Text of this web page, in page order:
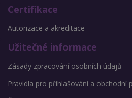
Certifikace
Autorizace a akreditace
Užitečné informace
Zásady zpracování osobních údajů
Pravidla pro přihlašování a obchodní